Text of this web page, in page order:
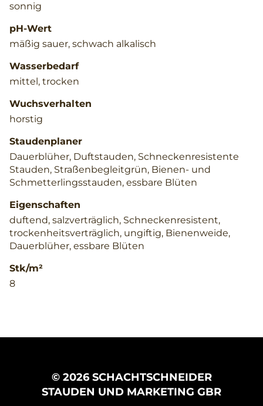
sonnig
pH-Wert
mäßig sauer, schwach alkalisch
Wasserbedarf
mittel, trocken
Wuchsverhalten
horstig
Staudenplaner
Dauerblüher, Duftstauden, Schneckenresistente
Stauden, Straßenbegleitgrün, Bienen- und
Schmetterlingsstauden, essbare Blüten
Eigenschaften
duftend, salzverträglich, Schneckenresistent,
trockenheitsverträglich, ungiftig, Bienenweide,
Dauerblüher, essbare Blüten
Stk/m²
8
© 2026 SCHACHTSCHNEIDER
STAUDEN UND MARKETING GBR